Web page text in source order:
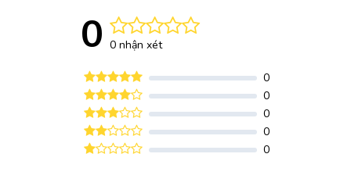
0 0 nhận xét
0
0
0
0
0